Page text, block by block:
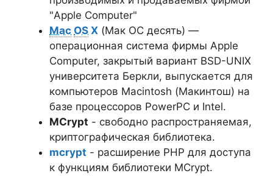
"Apple Computer"
Mac OS X (Мак ОС десять) —
операционная система фирмы Apple
Computer, закрытый вариант BSD-UNIX
университета Беркли, выпускается для
компьютеров Macintosh (Макинтош) на
базе процессоров PowerPC и Intel.
MCrypt - свободно распространяемая,
криптографическая библиотека.
mcrypt - расширение PHP для доступа
к функциям библиотеки MCrypt.